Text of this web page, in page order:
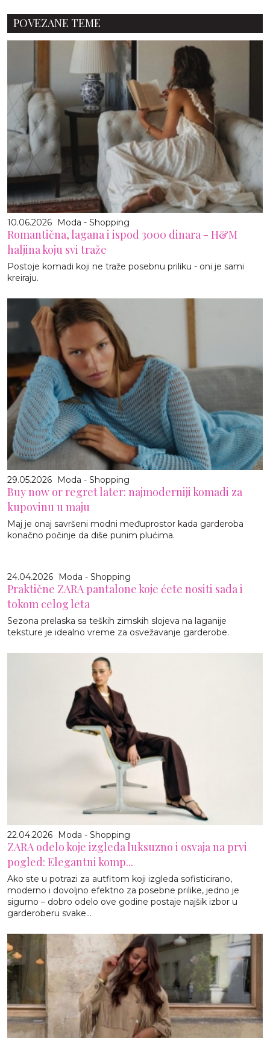
POVEZANE TEME
10.06.2026 Moda - Shopping
Romantična, lagana i ispod 3000 dinara - H&M
haljina koju svi traže
Postoje komadi koji ne traže posebnu priliku - oni je sami
kreiraju.
29.05.2026 Moda - Shopping
Buy now or regret later: najmoderniji komadi za
kupovinu u maju
Maj je onaj savršeni modni međuprostor kada garderoba
konačno počinje da diše punim plućima.
24.04.2026 Moda - Shopping
Praktične ZARA pantalone koje ćete nositi sada i
tokom celog leta
Sezona prelaska sa teških zimskih slojeva na laganije
teksture je idealno vreme za osvežavanje garderobe.
22.04.2026 Moda - Shopping
ZARA odelo koje izgleda luksuzno i osvaja na prvi
pogled: Elegantni komp...
Ako ste u potrazi za autfitom koji izgleda sofisticirano,
moderno i dovoljno efektno za posebne prilike, jedno je
sigurno – dobro odelo ove godine postaje najšik izbor u
garderoberu svake...